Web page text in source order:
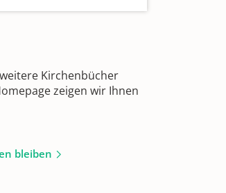
Kirchenbücher
zeigen wir Ihnen
bleiben